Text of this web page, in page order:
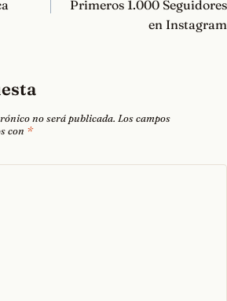
Primeros 1.000 Seguidores
en Instagram
no será publicada. Los campos
con *